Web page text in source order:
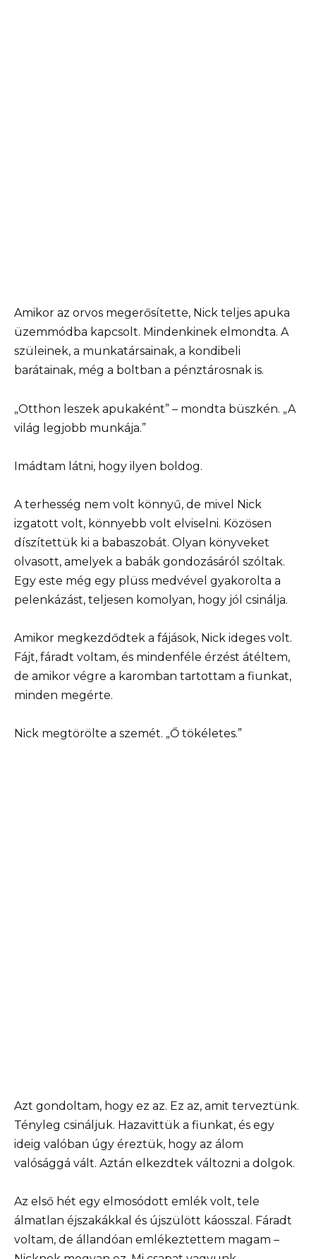
Amikor az orvos megerősítette, Nick teljes apuka
üzemmódba kapcsolt. Mindenkinek elmondta. A
szüleinek, a munkatársainak, a kondibeli
barátainak, még a boltban a pénztárosnak is.
„Otthon leszek apukaként” – mondta büszkén. „A
világ legjobb munkája.”
Imádtam látni, hogy ilyen boldog.
A terhesség nem volt könnyű, de mivel Nick
izgatott volt, könnyebb volt elviselni. Közösen
díszítettük ki a babaszobát. Olyan könyveket
olvasott, amelyek a babák gondozásáról szóltak.
Egy este még egy plüss medvével gyakorolta a
pelenkázást, teljesen komolyan, hogy jól csinálja.
Amikor megkezdődtek a fájások, Nick ideges volt.
Fájt, fáradt voltam, és mindenféle érzést átéltem,
de amikor végre a karomban tartottam a fiunkat,
minden megérte.
Nick megtörölte a szemét. „Ő tökéletes.”
Azt gondoltam, hogy ez az. Ez az, amit terveztünk.
Tényleg csináljuk. Hazavittük a fiunkat, és egy
ideig valóban úgy éreztük, hogy az álom
valósággá vált. Aztán elkezdtek változni a dolgok.
Az első hét egy elmosódott emlék volt, tele
álmatlan éjszakákkal és újszülött káosszal. Fáradt
voltam, de állandóan emlékeztettem magam –